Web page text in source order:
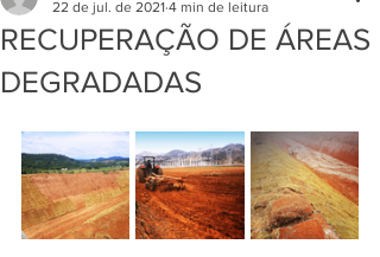
RECUPERAÇÃO DE ÁREAS
DEGRADADAS
22 de jul. de 2021 4 min de leitura